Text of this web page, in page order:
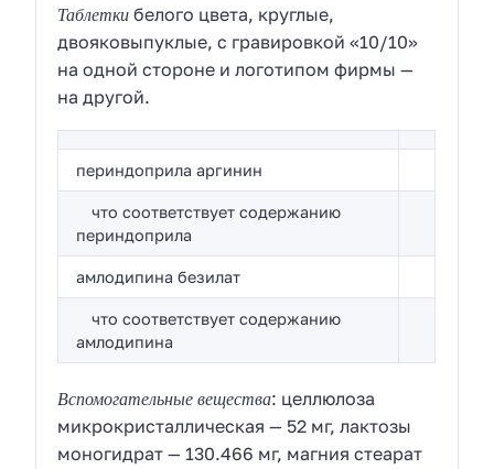
Таблетки белого цвета, круглые,
двояковыпуклые, с гравировкой «10/10»
на одной стороне и логотипом фирмы —
на другой.
периндоприла аргинин
что соответствует содержанию
периндоприла
амлодипина безилат
что соответствует содержанию
амлодипина
Вспомогательные вещества: целлюлоза
микрокристаллическая — 52 мг, лактозы
моногидрат — 130.466 мг, магния стеарат